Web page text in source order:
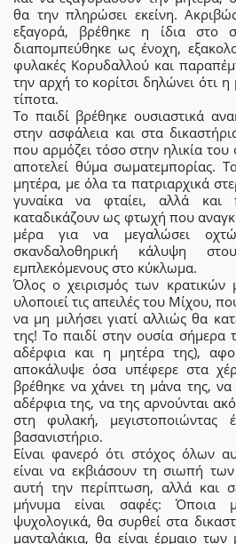
θα την πληρώσει εκείνη.
εξαγορά, βρέθηκε η ίδια στο
διαπομπεύθηκε ως ένοχη,
φυλακές Κορυδαλλού και
την αρχή το κορίτσι δηλώνει ότι
τίποτα.
Το παιδί βρέθηκε ουσιαστικά
στην ασφάλεια και στα
που αρμόζει τόσο στην ηλικία του
αποτελεί θύμα σωματεμπορίας.
μητέρα, με όλα τα πατριαρχικά
γυναίκα να φταίει, αλλά
καταδικάζουν ως φτωχή που
μέρα για να μεγαλώσει
σκανδαλοθηρική κάλυψη
εμπλεκόμενους στο κύκλωμα.
Όλος ο χειρισμός των κρατικών
υλοποιεί τις απειλές του Μίχου,
να μη μιλήσει γιατί αλλιώς θα
της! Το παιδί στην ουσία σήμερα
αδέρφια και η μητέρα της),
αποκάλυψε όσα υπέφερε στα
βρέθηκε να χάνει τη μάνα της,
αδέρφια της, να της αρνούνται
στη φυλακή, μεγιστοποιώντας
βασανιστήριο.
Είναι φανερό ότι στόχος όλων
είναι να εκβιάσουν τη σιωπή
αυτή την περίπτωση, αλλά και
μήνυμα είναι σαφές: Όποια
ψυχολογικά, θα συρθεί στα
μανταλάκια, θα είναι έρμαιο